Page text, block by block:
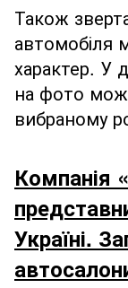
Також
автомобіля
характер. У
на фото
вибраному
Компанія
Україні.